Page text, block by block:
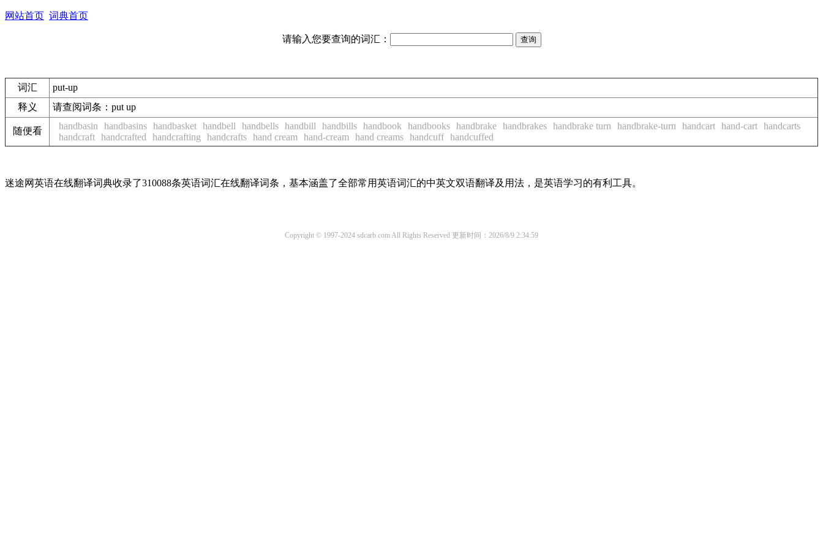
网站首页 词典首页
请输入您要查询的词汇：
词汇
put-up
释义
请查阅词条： put up
随便看 handbasin handbasins handbasket handbell handbells handbill handbills handbook handbooks handbrake handbrakes handbrake turn handbrake-turn handcart hand-cart handcarts
handcraft handcrafted handcrafting handcrafts hand cream hand-cream hand creams handcuff handcuffed
迷途网英语在线翻译词典收录了310088条英语词汇在线翻译词条，基本涵盖了全部常用英语词汇的中英文双语翻译及用法，是英语学习的有利工具。
Copyright © 1997-2024 sdcarb.com All Rights Reserved 更新时间：2026/8/9 2:34:59